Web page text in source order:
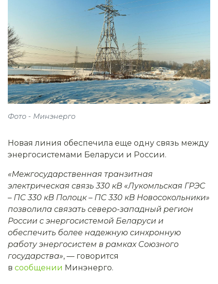
Фото - Минэнерго
Новая линия обеспечила еще одну связь между
энергосистемами Беларуси и России.
«Межгосударственная транзитная
электрическая связь 330 кВ «Лукомльская ГРЭС
– ПС 330 кВ Полоцк – ПС 330 кВ Новосокольники»
позволила связать северо-западный регион
России с энергосистемой Беларуси и
обеспечить более надежную синхронную
работу энергосистем в рамках Союзного
государства», — говорится
в сообщении Минэнерго.